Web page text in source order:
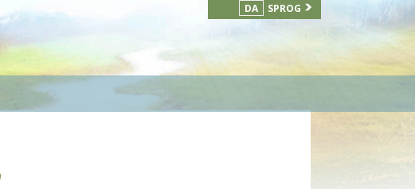
DA SPROG